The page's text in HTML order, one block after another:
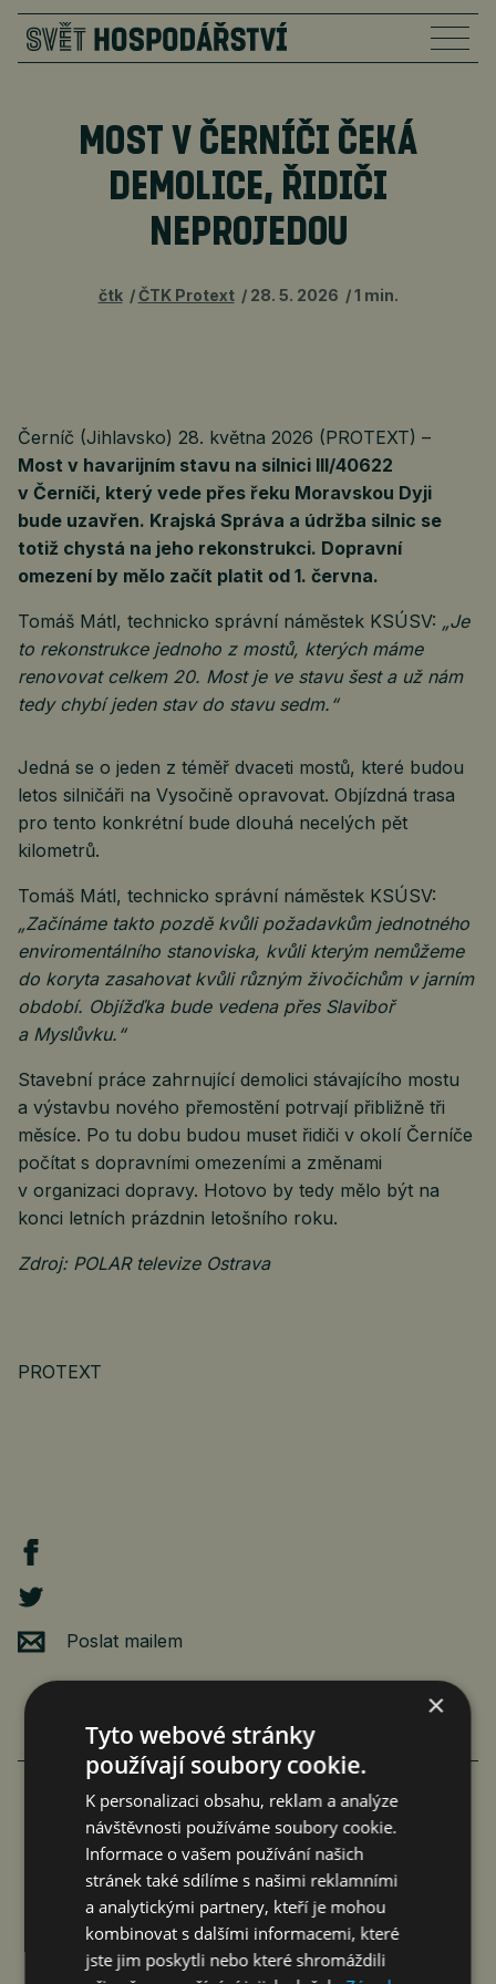
MOST V ČERNÍČI ČEKÁ
DEMOLICE, ŘIDIČI
NEPROJEDOU
čtk ČTK Protext 28. 5. 2026 1 min.
Černíč (Jihlavsko) 28. května 2026 (PROTEXT) –
Most v havarijním stavu na silnici III/40622
v Černíči, který vede přes řeku Moravskou Dyji
bude uzavřen. Krajská Správa a údržba silnic se
totiž chystá na jeho rekonstrukci. Dopravní
omezení by mělo začít platit od 1. června.
Tomáš Mátl, technicko správní náměstek KSÚSV: „Je
to rekonstrukce jednoho z mostů, kterých máme
renovovat celkem 20. Most je ve stavu šest a už nám
tedy chybí jeden stav do stavu sedm.“
Jedná se o jeden z téměř dvaceti mostů, které budou
letos silničáři na Vysočině opravovat. Objízdná trasa
pro tento konkrétní bude dlouhá necelých pět
kilometrů.
Tomáš Mátl, technicko správní náměstek KSÚSV:
„Začínáme takto pozdě kvůli požadavkům jednotného
enviromentálního stanoviska, kvůli kterým nemůžeme
do koryta zasahovat kvůli různým živočichům v jarním
období. Objížďka bude vedena přes Slaviboř
a Myslůvku.“
Stavební práce zahrnující demolici stávajícího mostu
a výstavbu nového přemostění potrvají přibližně tři
měsíce. Po tu dobu budou muset řidiči v okolí Černíče
počítat s dopravními omezeními a změnami
v organizaci dopravy. Hotovo by tedy mělo být na
konci letních prázdnin letošního roku.
Zdroj: POLAR televize Ostrava
PROTEXT
Poslat mailem
FAMILIARITÉ: POETICKÉ PROPOJENÍ
FILMU A LITERATURY
8. 8. 2026
×
Tyto webové stránky
používají soubory cookie.
K personalizaci obsahu, reklam a analýze
návštěvnosti používáme soubory cookie.
Informace o vašem používání našich
stránek také sdílíme s našimi reklamními
a analytickými partnery, kteří je mohou
kombinovat s dalšími informacemi, které
jste jim poskytli nebo které shromáždili